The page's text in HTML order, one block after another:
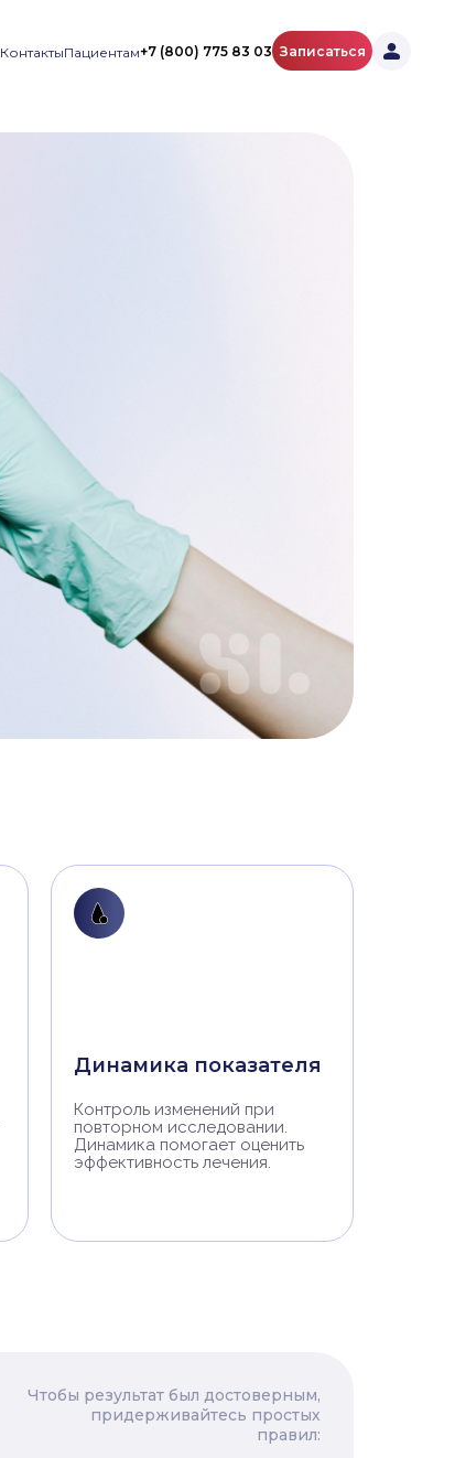
КонтактыПациентам+7 (800) 775 83 03 Записаться
Динамика показателя
Контроль изменений при
повторном исследовании.
Динамика помогает оценить
эффективность лечения.
Чтобы результат был достоверным,
придерживайтесь простых
правил: